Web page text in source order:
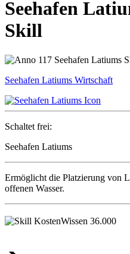
Seehafen
Skill
Seehafen Latiums Wirtschaft
Schaltet frei:
Seehafen Latiums
Ermöglicht die Platzierung von
offenen Wasser.
Wissen 36.000